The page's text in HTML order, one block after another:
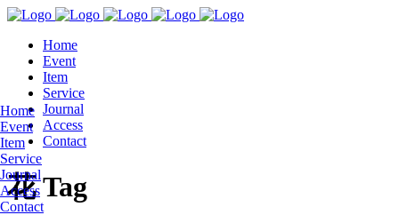
Home
Event
Item
Service
Journal
Access
Contact
Home
Event
Item
Service
Journal
Access
Contact
花 Tag